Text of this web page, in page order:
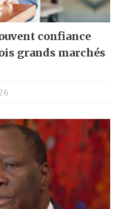
confiance
grands marchés